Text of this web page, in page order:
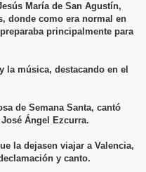
María de San Agustín,
donde como era normal en
principalmente para
la música, destacando en el
de Semana Santa, cantó
Ángel Ezcurra.
la dejasen viajar a Valencia,
y canto.